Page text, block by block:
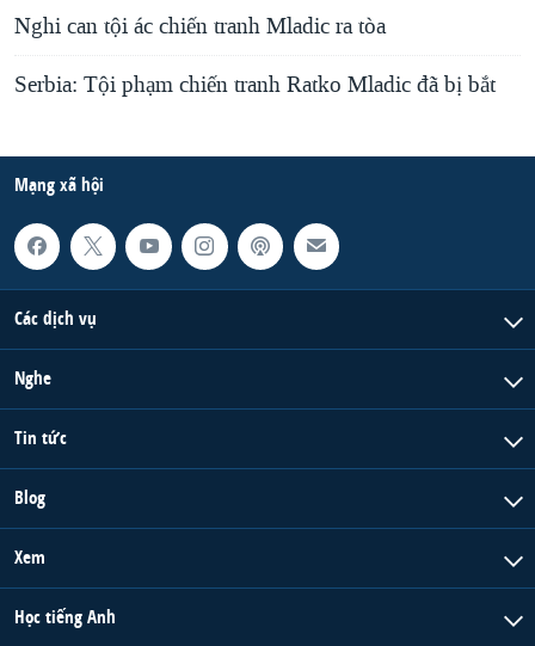
Nghi can tội ác chiến tranh Mladic ra tòa
Serbia: Tội phạm chiến tranh Ratko Mladic đã bị bắt
Mạng xã hội
Các dịch vụ
Nghe
Tin tức
Blog
Xem
Học tiếng Anh